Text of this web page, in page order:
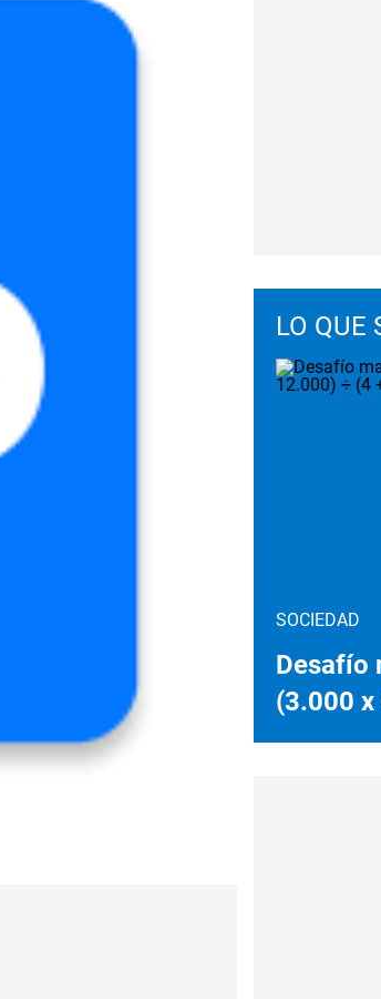
LO QUE
SOCIEDAD
Desafío
(3.000 x